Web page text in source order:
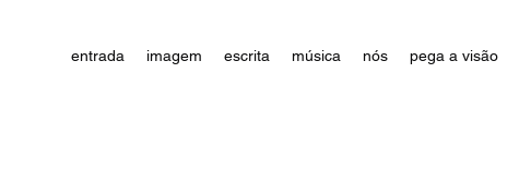
entrada imagem escrita música nós pega a visão